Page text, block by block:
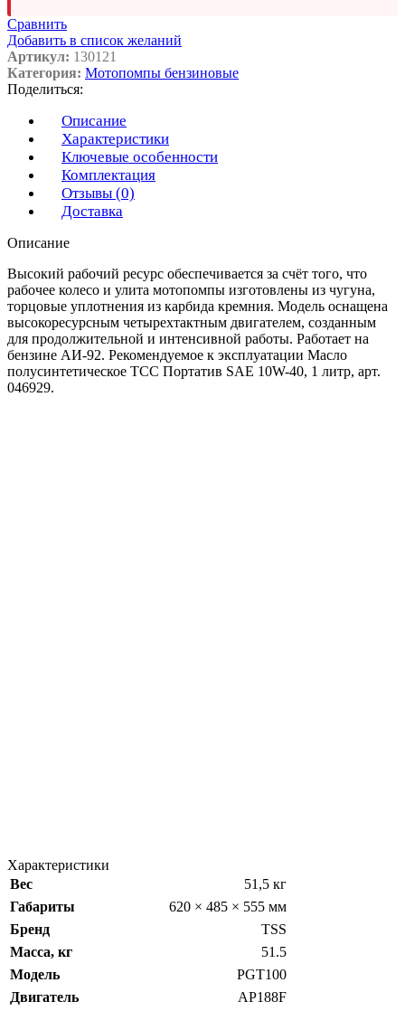
Сравнить
Добавить в список желаний
Артикул: 130121
Категория: Мотопомпы бензиновые
Поделиться:
Описание
Характеристики
Ключевые особенности
Комплектация
Отзывы (0)
Доставка
Описание
Высокий рабочий ресурс обеспечивается за счёт того, что
рабочее колесо и улита мотопомпы изготовлены из чугуна,
торцовые уплотнения из карбида кремния. Модель оснащена
высокоресурсным четырехтактным двигателем, созданным
для продолжительной и интенсивной работы. Работает на
бензине АИ-92. Рекомендуемое к эксплуатации Масло
полусинтетическое ТСС Портатив SAE 10W-40, 1 литр, арт.
046929.
Характеристики
Вес
51,5 кг
Габариты
620 × 485 × 555 мм
Бренд
TSS
Масса, кг
51.5
Модель
PGT100
Двигатель
AP188F